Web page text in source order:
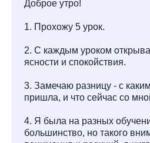
Доброе утро!
1. Прохожу 5 урок.
2. С каждым уроком
ясности и спокойствия.
3. Замечаю разницу - с
пришла, и что сейчас со
4. Я была на разных
большинство, но такого